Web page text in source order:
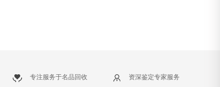
专注服务于名品回收 资深鉴定专家服务